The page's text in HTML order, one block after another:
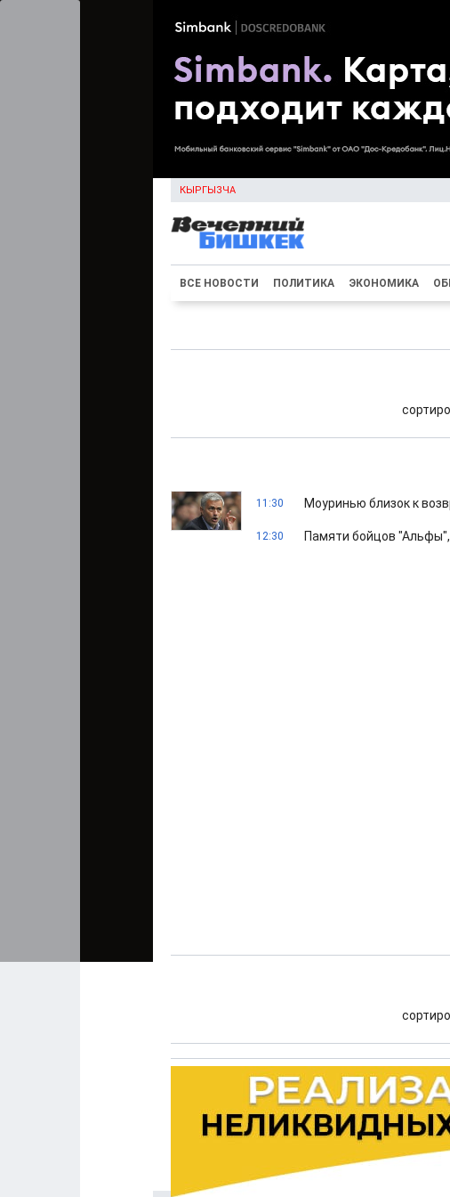
КЫРГЫЗЧА
ВСЕ НОВОСТИ ПОЛИТИКА ЭКОНОМИКА
11:30 Моуринью близок к
12:30 Памяти бойцов